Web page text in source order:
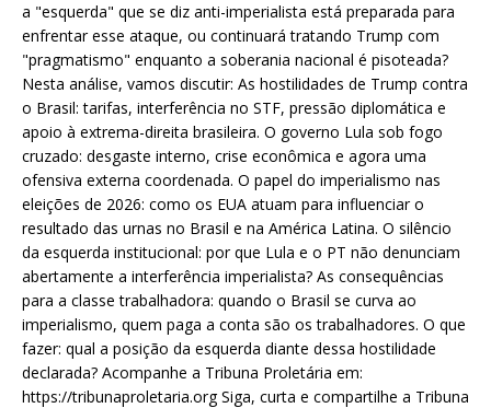
a "esquerda" que se diz anti-imperialista está preparada para
enfrentar esse ataque, ou continuará tratando Trump com
"pragmatismo" enquanto a soberania nacional é pisoteada?
Nesta análise, vamos discutir: As hostilidades de Trump contra
o Brasil: tarifas, interferência no STF, pressão diplomática e
apoio à extrema-direita brasileira. O governo Lula sob fogo
cruzado: desgaste interno, crise econômica e agora uma
ofensiva externa coordenada. O papel do imperialismo nas
eleições de 2026: como os EUA atuam para influenciar o
resultado das urnas no Brasil e na América Latina. O silêncio
da esquerda institucional: por que Lula e o PT não denunciam
abertamente a interferência imperialista? As consequências
para a classe trabalhadora: quando o Brasil se curva ao
imperialismo, quem paga a conta são os trabalhadores. O que
fazer: qual a posição da esquerda diante dessa hostilidade
declarada? Acompanhe a Tribuna Proletária em:
https://tribunaproletaria.org Siga, curta e compartilhe a Tribuna